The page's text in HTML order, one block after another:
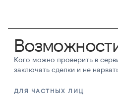
Кого можно проверить в
заключать сделки и не
ДЛЯ ЧАСТНЫХ ЛИЦ